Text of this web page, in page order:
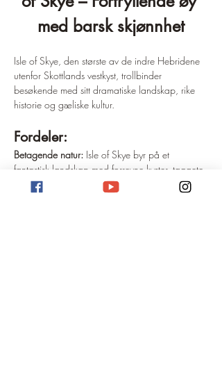
med barsk skjønnhet
Isle of Skye, den største av de indre Hebridene
utenfor Skottlands vestkyst, trollbinder
besøkende med sitt dramatiske landskap, rike
historie og gæliske kultur.
Fordeler:
Betagende natur: Isle of Skye byr på et
fantastisk landskap med forrevne kyster, taggete
fjell, fosser, innsjøer og strender. Populære